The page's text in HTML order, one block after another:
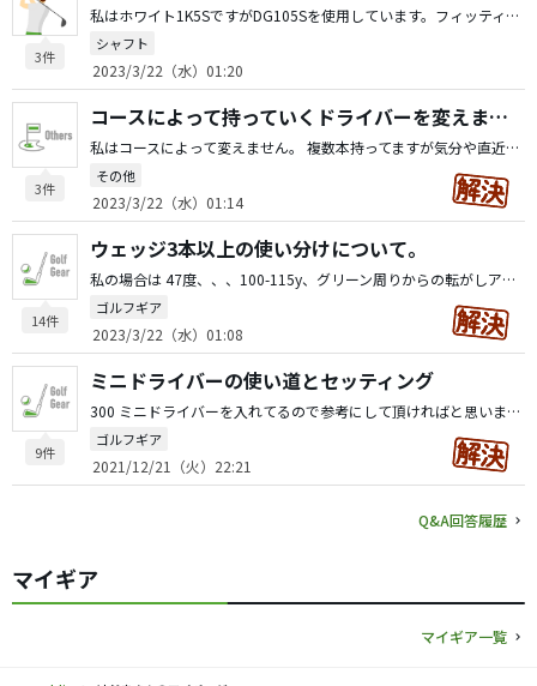
3件
私はホワイト1K5SですがDG105Sを使用しています。フィッティングの結果です。 6SであればDG120Sあたりが良いのではと思いますが試打してみては如何でしょうか。 ちなみにゴ◯フ5さんでミズノのアイアンフィッティング（シャフトに機械付けるやつ）受けるとオススメのアイアンシャフトランキングがデータでわかるので良いかもしれません。
シャフト
2023/3/22（水）01:20
3件
コースによって持っていくドライバーを変えますか
私はコースによって変えません。 複数本持ってますが気分や直近の調子で変えてます。 狭くトリッキーなコースの場合はドライバーではなく3Wがメインになりますね。
その他
2023/3/22（水）01:14
14件
ウェッジ3本以上の使い分けについて。
私の場合は 47度、、、100-115y、グリーン周りからの転がしアプローチ（PWと比べて転がり過ぎない）ピンまで距離があると多用してます。 52度、、、80-100y、球を上げ過ぎないように転がしてアプローチ 60度、、、80y以下、フワッと上げて余り転がしたくないアプローチ バンカーは距離によってですがグリーン周りはほぼ60度で開く必要もなく薄く砂を取るイメージでできれば事故は起きません。
ゴルフギア
2023/3/22（水）01:08
9件
ミニドライバーの使い道とセッティング
300 ミニドライバーを入れてるので参考にして頂ければと思います。 セッティングは1w、2w（ミニドラ）、3w、4u〜っていう感じです。 飛距離は1wで240から250yでミニドラは230くらいです。 ミニドラが出てくるタイミングとしては左右に曲げたくない時や短めのパー4のティーショットがメインです。 たまに250ヤード付近にバンカーや池があるホールもあるのでその時も使います。 芝の上からは球が浮いてる時且つ飛距離を出したい時だけですね。 シャフトはドライバー用のシャフトをバットカットして43.75インチにしています。 ミニドラを入れてからOBなどのプレッシャーは軽減されたので私は満足しています。
ゴルフギア
2021/12/21（火）22:21
Q&A回答履歴
マイギア
マイギア一覧